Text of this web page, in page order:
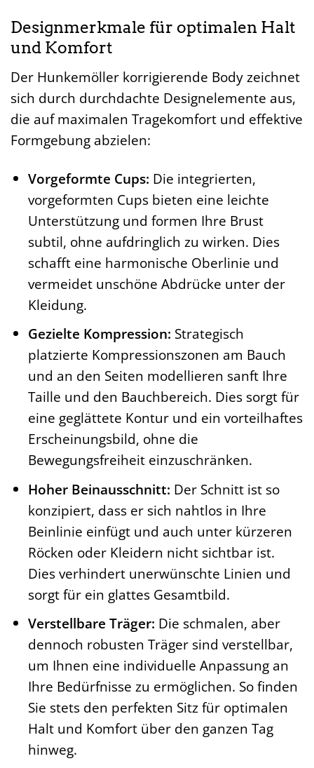
Designmerkmale für optimalen Halt
und Komfort
Der Hunkemöller korrigierende Body zeichnet
sich durch durchdachte Designelemente aus,
die auf maximalen Tragekomfort und effektive
Formgebung abzielen:
Vorgeformte Cups: Die integrierten,
vorgeformten Cups bieten eine leichte
Unterstützung und formen Ihre Brust
subtil, ohne aufdringlich zu wirken. Dies
schafft eine harmonische Oberlinie und
vermeidet unschöne Abdrücke unter der
Kleidung.
Gezielte Kompression: Strategisch
platzierte Kompressionszonen am Bauch
und an den Seiten modellieren sanft Ihre
Taille und den Bauchbereich. Dies sorgt für
eine geglättete Kontur und ein vorteilhaftes
Erscheinungsbild, ohne die
Bewegungsfreiheit einzuschränken.
Hoher Beinausschnitt: Der Schnitt ist so
konzipiert, dass er sich nahtlos in Ihre
Beinlinie einfügt und auch unter kürzeren
Röcken oder Kleidern nicht sichtbar ist.
Dies verhindert unerwünschte Linien und
sorgt für ein glattes Gesamtbild.
Verstellbare Träger: Die schmalen, aber
dennoch robusten Träger sind verstellbar,
um Ihnen eine individuelle Anpassung an
Ihre Bedürfnisse zu ermöglichen. So finden
Sie stets den perfekten Sitz für optimalen
Halt und Komfort über den ganzen Tag
hinweg.